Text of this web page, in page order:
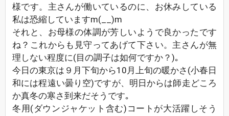
様です。主さんが働いているのに、お休みしている
私は恐縮していますm(__)m
それと、お母様の体調が芳しいようで良かったです
ね？これからも見守ってあげて下さい。主さんが無
理しない程度に(目の調子は如何ですか？)｡
今日の東京は９月下旬から10月上旬の暖かさ(小春日
和には程遠い曇り空)ですが、明日からは師走どころ
か真冬の寒さ到来だそうです｡
冬用(ダウンジャケット含む)コートが大活躍しそう